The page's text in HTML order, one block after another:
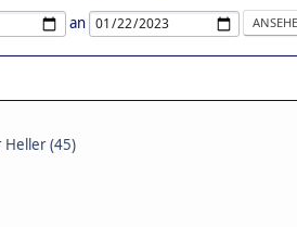
an
(45)